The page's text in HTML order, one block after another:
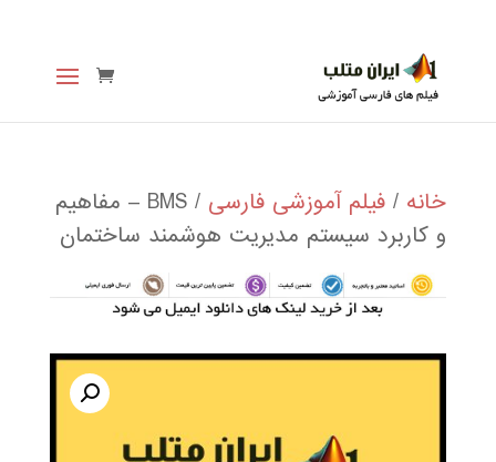
خانه / فیلم آموزشی فارسی
/ BMS – مفاهیم
و کاربرد سیستم مدیریت هوشمند ساختمان